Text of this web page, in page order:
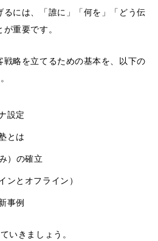
には、「誰に」「何を」「どう伝
重要です。
略を立てるための基本を、以下の
設定
とは
）の確立
ンとオフライン）
事例
いきましょう。